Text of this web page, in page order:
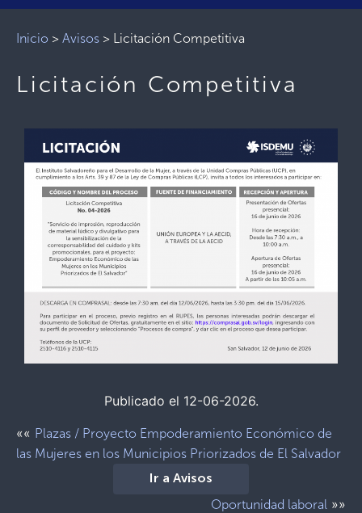
Inicio > Avisos > Licitación Competitiva
Licitación Competitiva
Publicado el 12-06-2026.
«« Plazas / Proyecto Empoderamiento Económico de
las Mujeres en los Municipios Priorizados de El Salvador
Ir a Avisos
Oportunidad laboral »»